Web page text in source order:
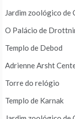
Jardim zoológico de
O Palácio de
Templo de Debod
Adrienne Arsht
Torre do relógio
Templo de Karnak